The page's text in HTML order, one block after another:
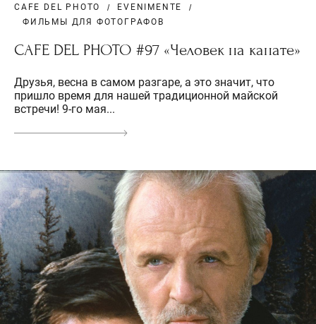
CAFE DEL PHOTO
EVENIMENTE
ФИЛЬМЫ ДЛЯ ФОТОГРАФОВ
CAFE DEL PHOTO #97 «Человек на канате»
Друзья, весна в самом разгаре, а это значит, что
пришло время для нашей традиционной майской
встречи! 9-го мая...